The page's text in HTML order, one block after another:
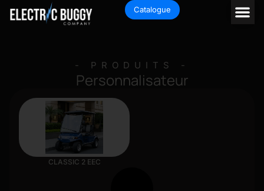
Catalogue
- PRODUITS -
Personnalisateur
CLASSIC 2 EEC